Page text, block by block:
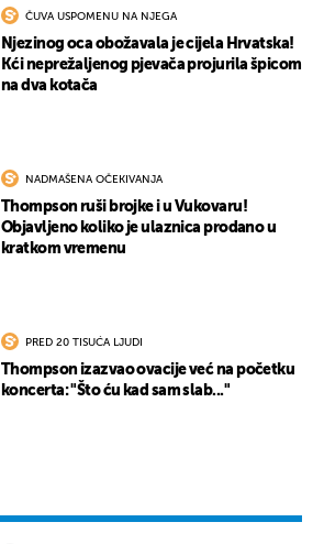
ČUVA USPOMENU NA NJEGA
Njezinog oca obožavala je cijela Hrvatska!
Kći neprežaljenog pjevača projurila špicom
na dva kotača
NADMAŠENA OČEKIVANJA
Thompson ruši brojke i u Vukovaru!
Objavljeno koliko je ulaznica prodano u
kratkom vremenu
PRED 20 TISUĆA LJUDI
Thompson izazvao ovacije već na početku
koncerta: "Što ću kad sam slab..."